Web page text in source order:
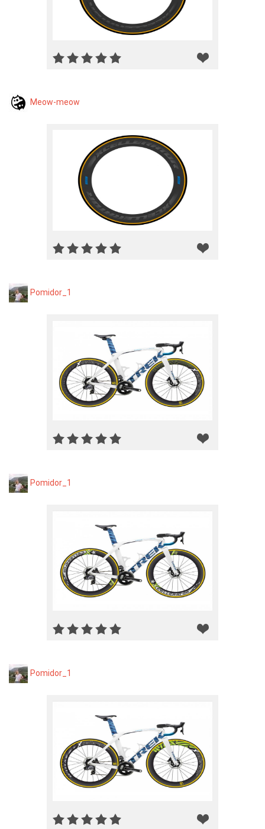
Meow-meow
Pomidor_1
Pomidor_1
Pomidor_1